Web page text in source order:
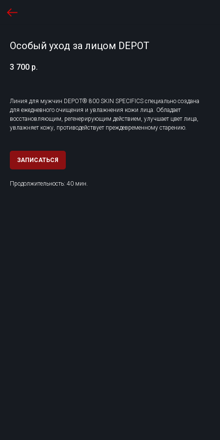
Особый уход за лицом DEPOT
3 700 р.
Линия для мужчин DEPOT®️ 800 SKIN SPECIFICS специально создана
для ежедневного очищения и увлажнения кожи лица. Обладает
восстановляющим, регенерирующим действием, улучшает цвет лица,
увлажняет кожу, противодействует преждевременному старению.
ЗАПИСАТЬСЯ
Продолжительность: 40 мин.